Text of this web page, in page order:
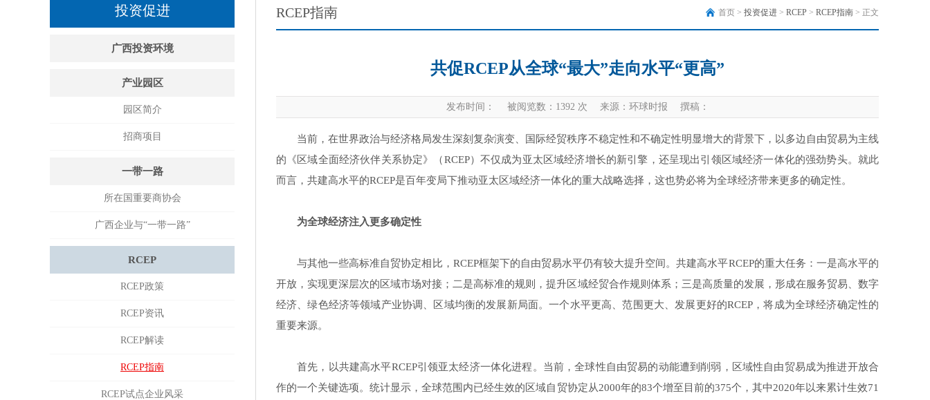
投资促进
广西投资环境
产业园区
园区简介
招商项目
一带一路
所在国重要商协会
广西企业与“一带一路”
RCEP
RCEP政策
RCEP资讯
RCEP解读
RCEP指南
RCEP试点企业风采
首页 > 投资促进 > RCEP > RCEP指南 > 正文
RCEP指南
共促RCEP从全球“最大”走向水平“更高”
发布时间： 被阅览数： 1392次 来源：环球时报 撰稿：
当前，在世界政治与经济格局发生深刻复杂演变、国际经贸秩序不稳定性和不确定性明显增大的背景下，以多边自由贸易为主线
的《区域全面经济伙伴关系协定》（RCEP）不仅成为亚太区域经济增长的新引擎，还呈现出引领区域经济一体化的强劲势头。就此
而言，共建高水平的RCEP是百年变局下推动亚太区域经济一体化的重大战略选择，这也势必将为全球经济带来更多的确定性。
为全球经济注入更多确定性
与其他一些高标准自贸协定相比，RCEP框架下的自由贸易水平仍有较大提升空间。共建高水平RCEP的重大任务：一是高水平的
开放，实现更深层次的区域市场对接；二是高标准的规则，提升区域经贸合作规则体系；三是高质量的发展，形成在服务贸易、数字
经济、绿色经济等领域产业协调、区域均衡的发展新局面。一个水平更高、范围更大、发展更好的RCEP，将成为全球经济确定性的
重要来源。
首先，以共建高水平RCEP引领亚太经济一体化进程。当前，全球性自由贸易的动能遭到削弱，区域性自由贸易成为推进开放合
作的一个关键选项。统计显示，全球范围内已经生效的区域自贸协定从2000年的83个增至目前的375个，其中2020年以来累计生效71